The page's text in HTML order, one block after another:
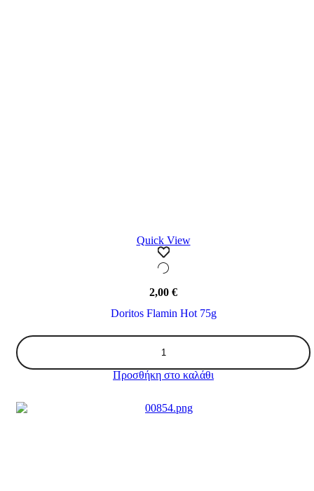
Quick View
2,00 €
Doritos Flamin Hot 75g
Flamin
Hot
75g
Προσθήκη στο καλάθι